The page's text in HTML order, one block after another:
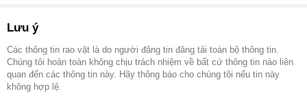
Lưu ý
Các thông tin rao vặt là do người đăng tin đăng tải toàn bộ thông tin.
Chúng tôi hoàn toàn không chịu trách nhiệm về bất cứ thông tin nào liên
quan đến các thông tin này. Hãy thông báo cho chúng tôi nếu tin này
không hợp lệ.